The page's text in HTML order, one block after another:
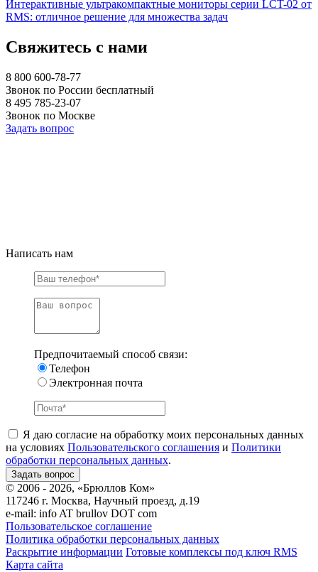
Интерактивные ультракомпактные мониторы серии LCT-02 от
RMS: отличное решение для множества задач
Свяжитесь с нами
8 800 600-78-77
Звонок по России бесплатный
8 495 785-23-07
Звонок по Москве
Задать вопрос
Написать нам
Предпочитаемый способ связи:
Телефон
Электронная почта
Я даю согласие на обработку моих персональных данных
на условиях Пользовательского соглашения и Политики
обработки персональных данных.
© 2006 - 2026, «Брюллов Ком»
117246 г. Москва, Научный проезд, д.19
e-mail: info AT brullov DOT com
Пользовательское соглашение
Политика обработки персональных данных
Раскрытие информации Готовые комплексы под ключ RMS
Карта сайта